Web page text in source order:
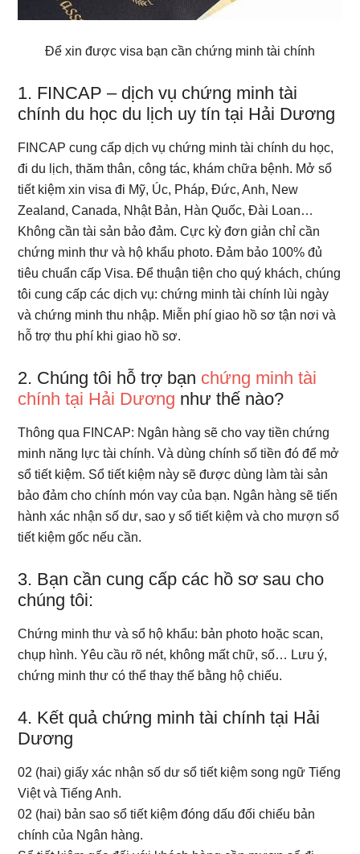
Để xin được visa bạn cần chứng minh tài chính
1. FINCAP – dịch vụ chứng minh tài
chính du học du lịch uy tín tại Hải Dương
FINCAP cung cấp dịch vụ chứng minh tài chính du học,
đi du lịch, thăm thân, công tác, khám chữa bệnh. Mở sổ
tiết kiệm xin visa đi Mỹ, Úc, Pháp, Đức, Anh, New
Zealand, Canada, Nhật Bản, Hàn Quốc, Đài Loan…
Không cần tài sản bảo đảm. Cực kỳ đơn giản chỉ cần
chứng minh thư và hộ khẩu photo. Đảm bảo 100% đủ
tiêu chuẩn cấp Visa. Để thuận tiện cho quý khách, chúng
tôi cung cấp các dịch vụ: chứng minh tài chính lùi ngày
và chứng minh thu nhập. Miễn phí giao hồ sơ tận nơi và
hỗ trợ thu phí khi giao hồ sơ.
2. Chúng tôi hỗ trợ bạn chứng minh tài
chính tại Hải Dương như thế nào?
Thông qua FINCAP: Ngân hàng sẽ cho vay tiền chứng
minh năng lực tài chính. Và dùng chính số tiền đó để mở
sổ tiết kiệm. Sổ tiết kiệm này sẽ được dùng làm tài sản
bảo đảm cho chính món vay của bạn. Ngân hàng sẽ tiến
hành xác nhận số dư, sao y sổ tiết kiệm và cho mượn sổ
tiết kiệm gốc nếu cần.
3. Bạn cần cung cấp các hồ sơ sau cho
chúng tôi:
Chứng minh thư và sổ hộ khẩu: bản photo hoặc scan,
chụp hình. Yêu cầu rõ nét, không mất chữ, số… Lưu ý,
chứng minh thư có thể thay thế bằng hộ chiếu.
4. Kết quả chứng minh tài chính tại Hải
Dương
02 (hai) giấy xác nhận số dư sổ tiết kiệm song ngữ Tiếng
Việt và Tiếng Anh.
02 (hai) bản sao sổ tiết kiệm đóng dấu đối chiếu bản
chính của Ngân hàng.